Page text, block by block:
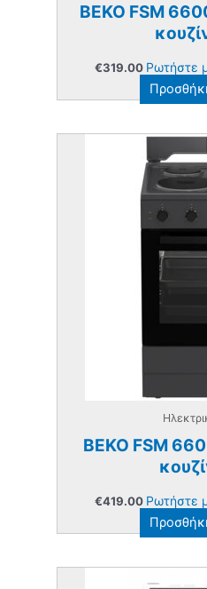
BEKO FSM
€319.00 Ρωτήστε
BEKO FSM
€419.00 Ρωτήστε